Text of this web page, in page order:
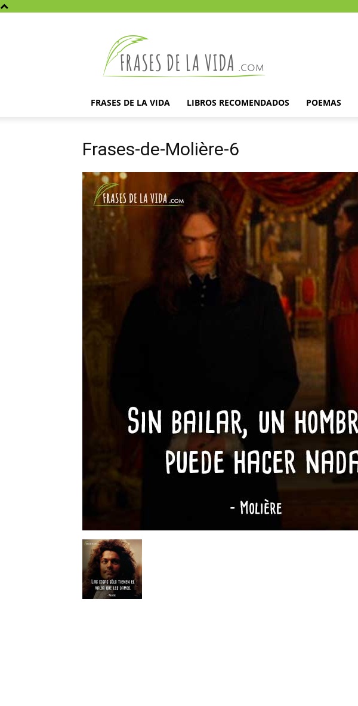
la
vida
FRASES DE LA VIDA LIBROS RECOMENDADOS POEMAS
Frases-de-Molière-6